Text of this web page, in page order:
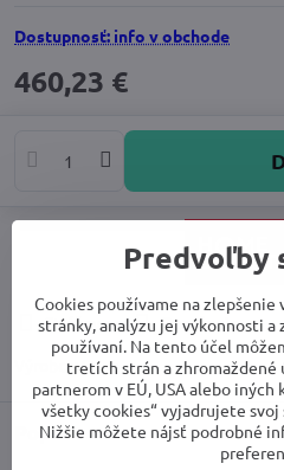
Dostupnosť: info v obchode
460,23 €
Strážny pes
Doručenia
Výrobca:Stiga
Popis
Predvoľby
Cookies používame na
stránky, analýzu jej výkonnosti
používaní. Na tento účel
tretích strán a zhromaždené
partnerom v EÚ, USA alebo
všetky cookies“ vyjadrujete
Nižšie môžete nájsť podrobné